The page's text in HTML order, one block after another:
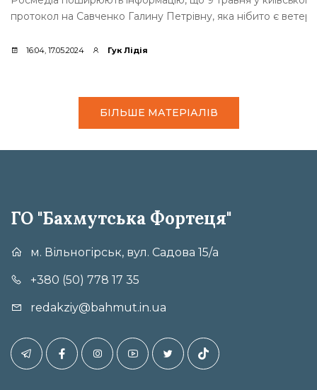
протокол на Савченко Галину Петрівну, яка нібито є
16:04, 17.05.2024 Гук Лідія
БІЛЬШЕ МАТЕРІАЛІВ
ГО "Бахмутська Фортеця"
м. Вільногірськ, вул. Садова 15/а
+380 (50) 778 17 35
redakziy@bahmut.in.ua